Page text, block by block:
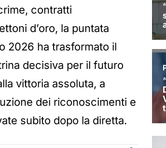
contratti
d’oro, la puntata
2026 ha trasformato il
decisiva per il futuro
vittoria assoluta, a
dei riconoscimenti e
subito dopo la diretta.